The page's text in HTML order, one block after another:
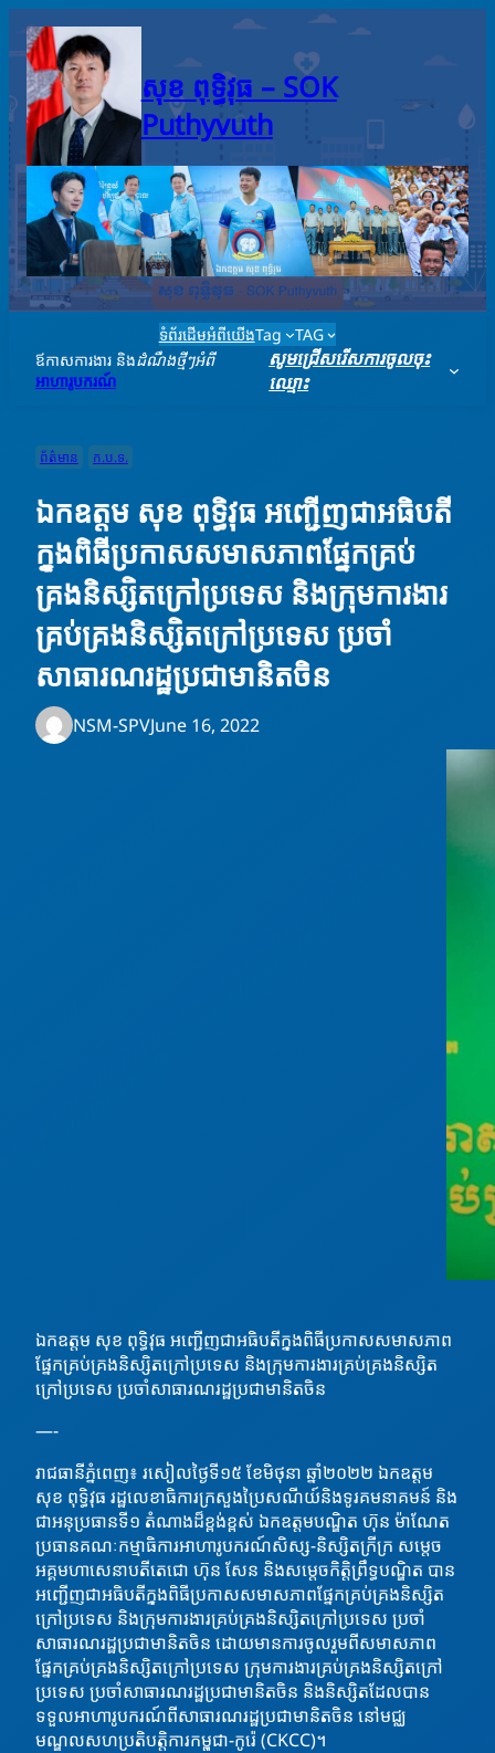
content
សុខ ពុទ្ធិវុធ – SO​K
Puthyvuth
ទំព័រដើមអំពីយើងTag
TAG
ឪកាសការងារ និងដំណឹងថ្មីៗអំពី
អាហារូបករណ៍
សូមជ្រើសរើសការចូលចុះ
ឈ្មោះ
ព័ត៌មាន ក.ប.ទ.
ឯកឧត្តម សុខ ពុទ្ធិវុធ អញ្ជើញជាអធិបតី
ក្នុងពិធីប្រកាសសមាសភាពផ្នែកគ្រប់
គ្រងនិស្សិតក្រៅប្រទេស និងក្រុមការងារ
គ្រប់គ្រងនិស្សិតក្រៅប្រទេស ប្រចាំ
សាធារណរដ្ឋប្រជាមានិតចិន
NSM-SPVJune 16, 2022
ឯកឧត្តម សុខ ពុទ្ធិវុធ អញ្ជើញជាអធិបតីក្នុងពិធីប្រកាសសមាសភាព
ផ្នែកគ្រប់គ្រងនិស្សិតក្រៅប្រទេស និងក្រុមការងារគ្រប់គ្រងនិស្សិត
ក្រៅប្រទេស ប្រចាំសាធារណរដ្ឋប្រជាមានិតចិន
—-
រាជធានីភ្នំពេញ៖ រសៀលថ្ងៃទី១៥ ខែមិថុនា ឆ្នាំ២០២២ ឯកឧត្តម
សុខ ពុទ្ធិវុធ រដ្ឋលេខាធិការក្រសួងប្រៃសណីយ៍និងទូរគមនាគមន៍ និង
ជាអនុប្រធានទី១ តំណាងដ៏ខ្ពង់ខ្ពស់ ឯកឧត្តមបណ្ឌិត ហ៊ុន ម៉ាណែត
ប្រធានគណៈកម្មាធិការអាហារូបករណ៍សិស្ស-និស្សិតក្រីក្រ សម្តេច
អគ្គមហាសេនាបតីតេជោ ហ៊ុន សែន និងសម្តេចកិត្តិព្រឹទ្ធបណ្ឌិត បាន
អញ្ជើញជាអធិបតីក្នុងពិធីប្រកាសសមាសភាពផ្នែកគ្រប់គ្រងនិស្សិត
ក្រៅប្រទេស និងក្រុមការងារគ្រប់គ្រងនិស្សិតក្រៅប្រទេស ប្រចាំ
សាធារណរដ្ឋប្រជាមានិតចិន ដោយមានការចូលរួមពីសមាសភាព
ផ្នែកគ្រប់គ្រងនិស្សិតក្រៅប្រទេស ក្រុមការងារគ្រប់គ្រងនិស្សិតក្រៅ
ប្រទេស ប្រចាំសាធារណរដ្ឋប្រជាមានិតចិន និងនិស្សិតដែលបាន
ទទួលអាហារូបករណ៍ពីសាធារណរដ្ឋប្រជាមានិតចិន នៅមជ្ឈ
មណ្ឌលសហប្រតិបត្តិការកម្ពុជា-កូរ៉េ (CKCC)។